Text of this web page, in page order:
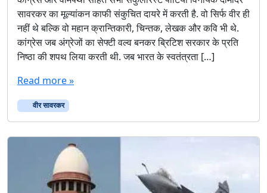
सावरकर का मूल्यांकन काफी संकुचित दायरे में करती है. वो सिर्फ वीर ही
नहीं थे बल्कि वो महान क्रान्तिकारी, चिन्तक, लेखक और कवि भी थे.
कांग्रेस जब अंग्रेजों का सेफ्टी वल्व बनकर ब्रिटिश सरकार के प्रति
निष्ठा की शपथ लिया करती थी. जब भारत के स्वतंत्रता […]
Read more »
वीर सावरकर